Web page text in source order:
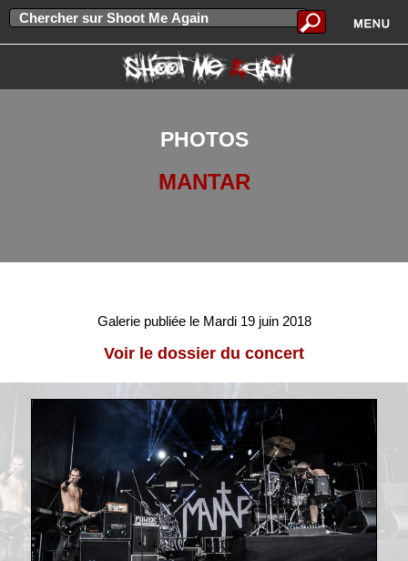
PHOTOS
MANTAR
Galerie publiée le Mardi 19 juin 2018
Voir le dossier du concert